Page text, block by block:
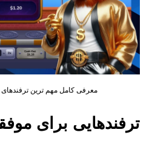
معرفی کامل مهم ترین ترفندهای
ترفندهایی برای